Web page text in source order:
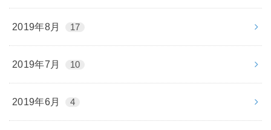
2019年8月 17
2019年7月 10
2019年6月 4